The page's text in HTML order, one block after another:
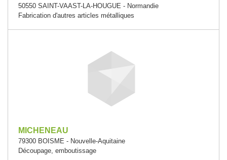
50550 SAINT-VAAST-LA-HOUGUE - Normandie
Fabrication d'autres articles métalliques
MICHENEAU
79300 BOISME - Nouvelle-Aquitaine
Découpage, emboutissage